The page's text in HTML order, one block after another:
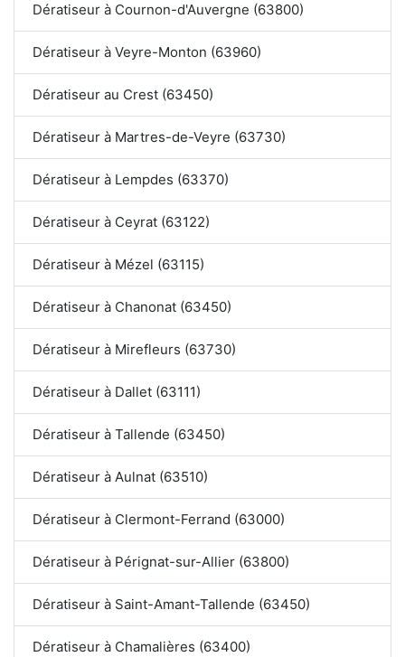
Dératiseur à Cournon-d'Auvergne (63800)
Dératiseur à Veyre-Monton (63960)
Dératiseur au Crest (63450)
Dératiseur à Martres-de-Veyre (63730)
Dératiseur à Lempdes (63370)
Dératiseur à Ceyrat (63122)
Dératiseur à Mézel (63115)
Dératiseur à Chanonat (63450)
Dératiseur à Mirefleurs (63730)
Dératiseur à Dallet (63111)
Dératiseur à Tallende (63450)
Dératiseur à Aulnat (63510)
Dératiseur à Clermont-Ferrand (63000)
Dératiseur à Pérignat-sur-Allier (63800)
Dératiseur à Saint-Amant-Tallende (63450)
Dératiseur à Chamalières (63400)